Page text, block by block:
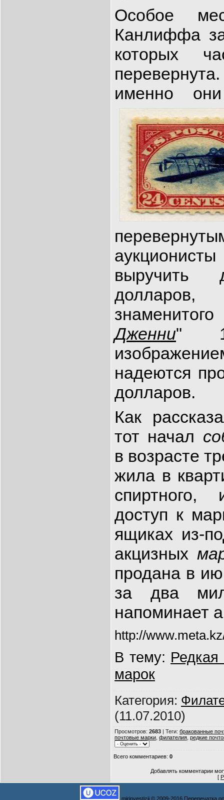
Особое
Канлиффа
которых
именно
Дженни"
надеются
долларов.
Как
тот начал
в возрасте
жила в
доступ к
ящиках из-
акцизных
продана в
за два
напоминает
http://
В тему: Редкая
марок
Категория:
(11.07.2010)
Просмотров: 2683 | Теги: бракованные
почтовые марки филателия редкие
Всего комментариев: 0
Добавлять комментарии
[
mirinvestizij © 2009-2016 Перепечатка